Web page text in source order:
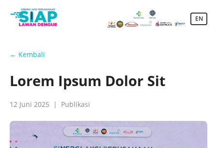
EN
← Kembali
Lorem Ipsum Dolor Sit
12 Juni 2025 | Publikasi